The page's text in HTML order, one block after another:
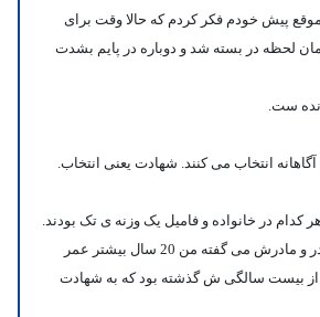
پیش خودم فکر کردم که حالا وقت برای
لحظه در بسته شد و دوباره در پایم بشدت
ست.
آگاهانه انتخاب می کنند. شهادت یعنی انتخاب.
هر کدام در خانواده و فامیل یک وزنه ی تک بودند.
شهید مهدوی سالها به پدر و مادرش می گفته من 20 سال بیشتر عمر
و دقیقاً 17 روز از بیست سالگی ش گذشته بود که به شهادت